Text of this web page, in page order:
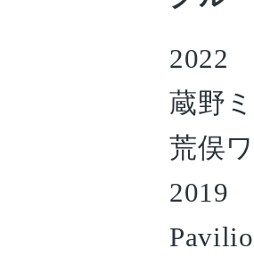
2022
蔵野
荒俣
2019